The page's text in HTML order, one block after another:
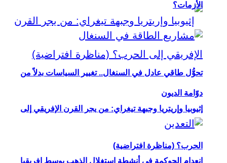
إثيوبيا وإريتريا وجبهة تيغراي: من يجر القرن الإفريقي إلى
الحرب؟ (مناظرة افتراضية)
الأزمات؟
تحوُّل طاقي عادل في السنغال.. تغيير السياسات بدلاً من
دوّامة الديون
انعدام الحوكمة في أنشطة استغلال الذهب بوسط إفريقيا